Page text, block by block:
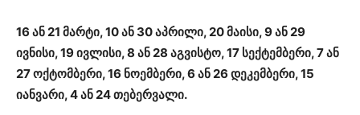
16 ან 21 მარტი, 10 ან 30 აპრილი, 20 მაისი, 9 ან 29
ივნისი, 19 ივლისი, 8 ან 28 აგვისტო, 17 სექტემბერი, 7 ან
27 ოქტომბერი, 16 ნოემბერი, 6 ან 26 დეკემბერი, 15
იანვარი, 4 ან 24 თებერვალი.